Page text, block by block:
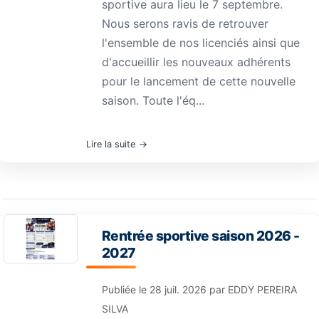
sportive aura lieu le 7 septembre.
Nous serons ravis de retrouver
l'ensemble de nos licenciés ainsi que
d'accueillir les nouveaux adhérents
pour le lancement de cette nouvelle
saison. Toute l'éq...
Lire la suite
Rentrée sportive saison 2026 -
2027
Publiée le 28 juil. 2026 par EDDY PEREIRA
SILVA